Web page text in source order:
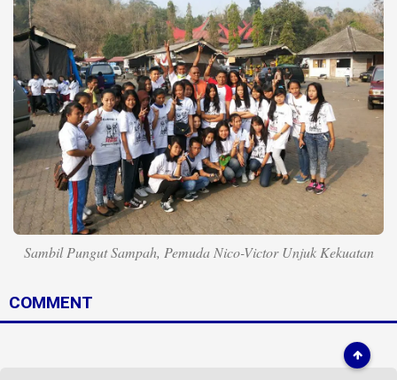
Profil
Opini
Video
More
Disclaimer
Sambil Pungut Sampah, Pemuda Nico-Victor Unjuk Kekuatan
COMMENT